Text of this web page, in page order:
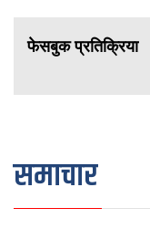
फेसबुक प्रतिक्रिया
समाचार